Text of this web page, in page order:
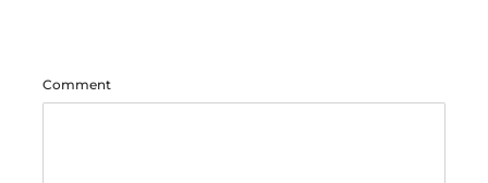
Comment